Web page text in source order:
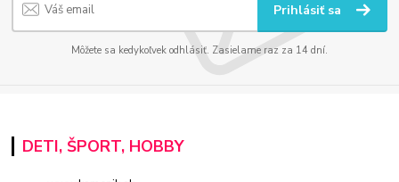
Prihlásiť sa
Môžete sa kedykoľvek odhlásiť. Zasielame raz za 14 dní.
DETI, ŠPORT, HOBBY